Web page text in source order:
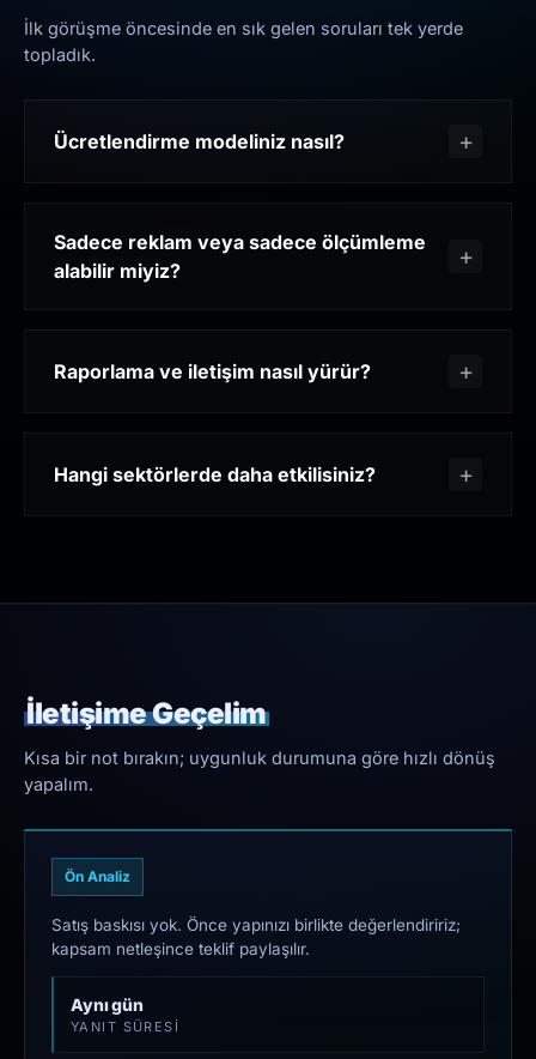
İlk görüşme öncesinde en sık gelen soruları tek yerde
topladık.
Ücretlendirme modeliniz nasıl?
Sadece reklam veya sadece ölçümleme
alabilir miyiz?
Raporlama ve iletişim nasıl yürür?
Hangi sektörlerde daha etkilisiniz?
İletişime Geçelim
Kısa bir not bırakın; uygunluk durumuna göre hızlı dönüş
yapalım.
Ön Analiz
Satış baskısı yok. Önce yapınızı birlikte değerlendiririz;
kapsam netleşince teklif paylaşılır.
Aynı gün
YANIT SÜRESI